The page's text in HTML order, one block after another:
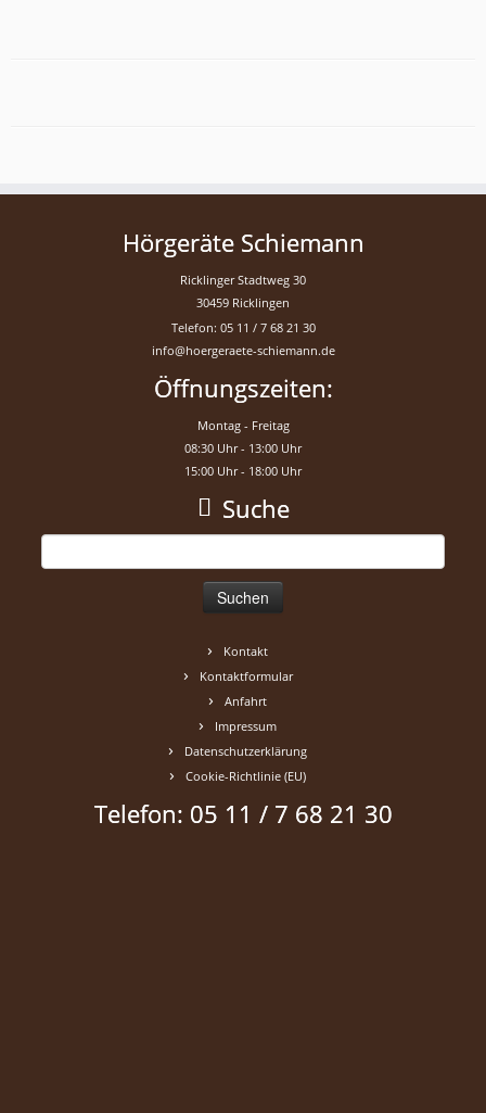
Hörgeräte Schiemann
Ricklinger Stadtweg 30
30459 Ricklingen
Telefon: 05 11 / 7 68 21 30
info@hoergeraete-schiemann.de
Öffnungszeiten:
Montag - Freitag
08:30 Uhr - 13:00 Uhr
15:00 Uhr - 18:00 Uhr
Suche
Suchen
Kontakt
Kontaktformular
Anfahrt
Impressum
Datenschutzerklärung
Cookie-Richtlinie (EU)
Telefon: 05 11 / 7 68 21 30